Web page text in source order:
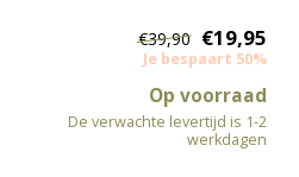
€39,90 €19,95
Je bespaart 50%
Op voorraad
De verwachte levertijd is 1-2
werkdagen